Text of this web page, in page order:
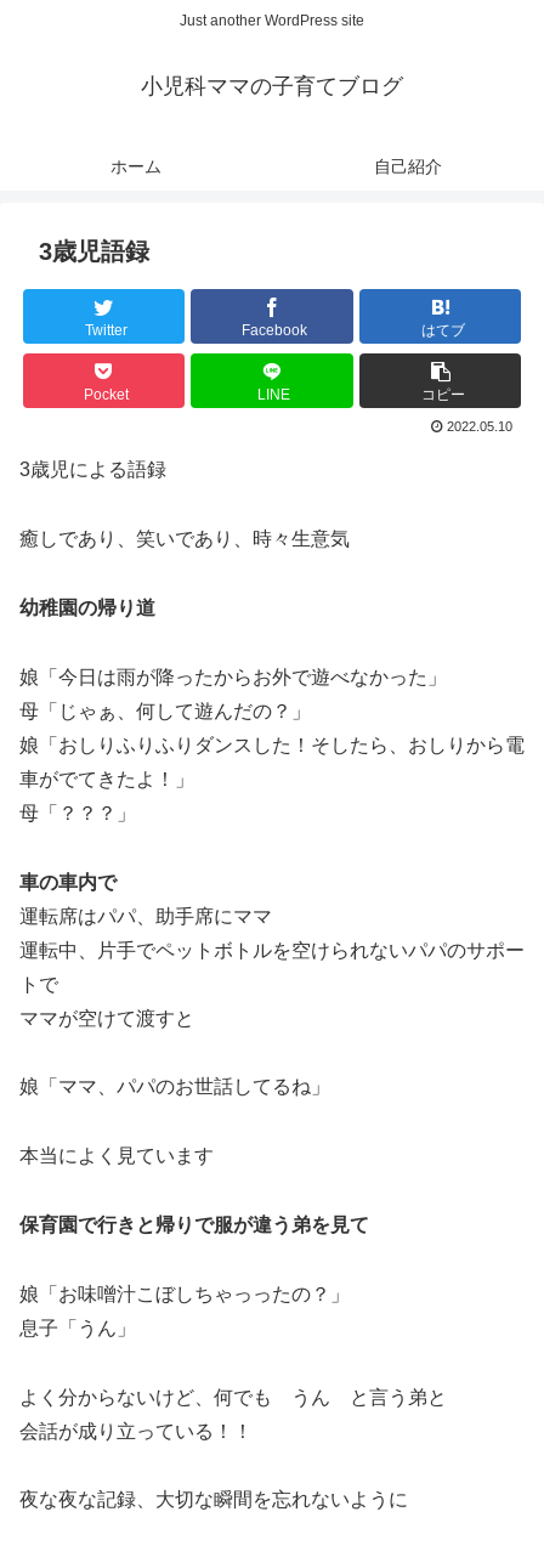
Just another WordPress site
小児科ママの子育てブログ
ホーム 自己紹介
3歳児語録
Twitter Facebook はてブ
Pocket LINE コピー
2022.05.10
3歳児による語録
癒しであり、笑いであり、時々生意気
幼稚園の帰り道
娘「今日は雨が降ったからお外で遊べなかった」
母「じゃぁ、何して遊んだの？」
娘「おしりふりふりダンスした！そしたら、おしりから電
車がでてきたよ！」
母「？？？」
車の車内で
運転席はパパ、助手席にママ
運転中、片手でペットボトルを空けられないパパのサポー
トで
ママが空けて渡すと
娘「ママ、パパのお世話してるね」
本当によく見ています
保育園で行きと帰りで服が違う弟を見て
娘「お味噌汁こぼしちゃっったの？」
息子「うん」
よく分からないけど、何でも うん と言う弟と
会話が成り立っている！！
夜な夜な記録、大切な瞬間を忘れないように